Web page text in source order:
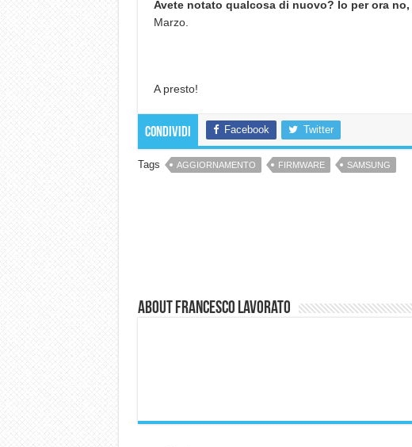
Avete notato qualcosa di nuovo? Io per ora no,
Marzo.
A presto!
Condividi Facebook Twitter
Tags AGGIORNAMENTO FIRMWARE SAMSUNG
About Francesco Lavorato